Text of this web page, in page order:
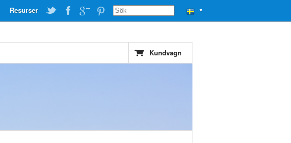
▼
Resurser
Kundvagn